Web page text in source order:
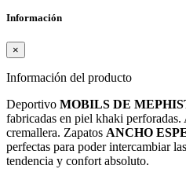
Información
×
Información del producto
Deportivo MOBILS DE
fabricadas en piel khaki
cremallera. Zapatos ANCHO
perfectas para poder intercambiar
tendencia y confort absoluto.